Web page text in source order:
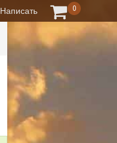
Написать 0